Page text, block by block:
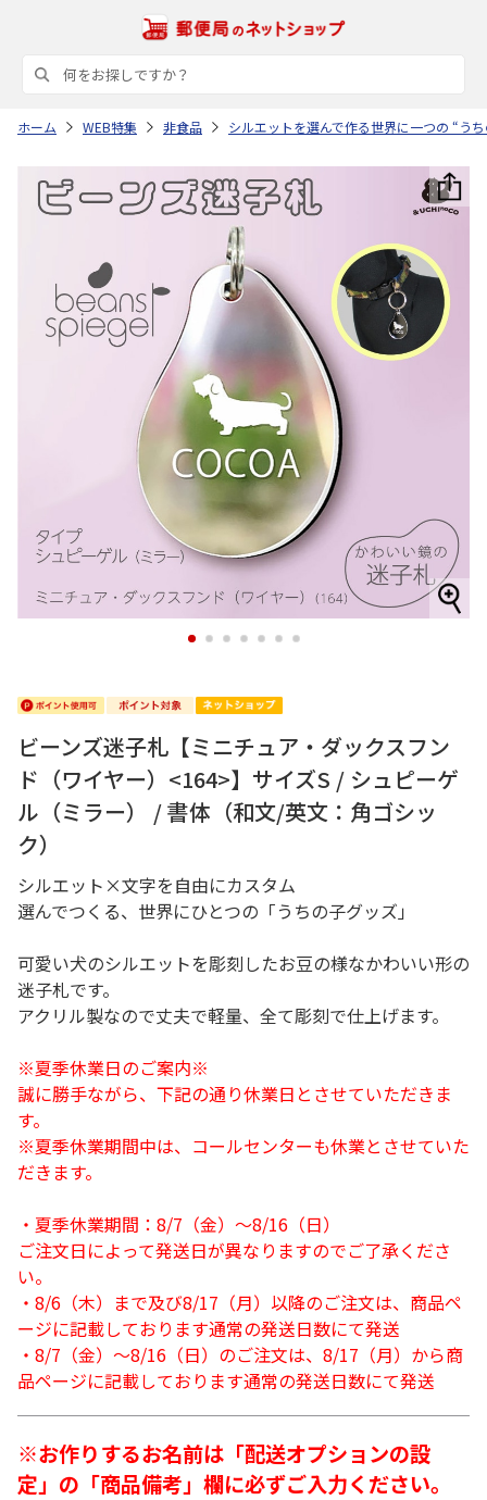
ホーム WEB特集 非食品 シルエットを選んで作る世界に一つの “う
1 2 3 4 5 6 7
ビーンズ迷子札【ミニチュア・ダックスフン
ド（ワイヤー）<164>】サイズS / シュピーゲ
ル（ミラー） / 書体（和文/英文：角ゴシッ
ク）
シルエット×文字を自由にカスタム
選んでつくる、世界にひとつの「うちの子グッズ」
可愛い犬のシルエットを彫刻したお豆の様なかわいい形の
迷子札です。
アクリル製なので丈夫で軽量、全て彫刻で仕上げます。
※夏季休業日のご案内※
誠に勝手ながら、下記の通り休業日とさせていただきま
す。
※夏季休業期間中は、コールセンターも休業とさせていた
だきます。
・夏季休業期間：8/7（金）～8/16（日）
ご注文日によって発送日が異なりますのでご了承くださ
い。
・8/6（木）まで及び8/17（月）以降のご注文は、商品ペ
ージに記載しております通常の発送日数にて発送
・8/7（金）～8/16（日）のご注文は、8/17（月）から商
品ページに記載しております通常の発送日数にて発送
※お作りするお名前は「配送オプションの設
定」の「商品備考」欄に必ずご入力ください。